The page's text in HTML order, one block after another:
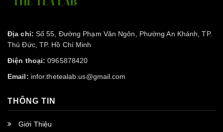
Địa chỉ: Số 55, Đường Phạm Văn Ngôn, Phường An Khánh, TP.
Thủ Đức, TP. Hồ Chí Minh
Điện thoại: 0965878420
Email: infor.thetealab.us@gmail.com
THÔNG TIN
Giới Thiệu